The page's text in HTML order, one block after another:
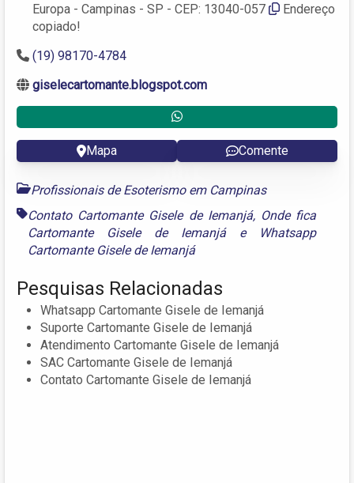
Europa - Campinas - SP - CEP: 13040-057
Endereço
copiado!
(19) 98170-4784
giselecartomante.blogspot.com
Mapa Comente
Profissionais de Esoterismo em Campinas
Contato Cartomante Gisele de Iemanjá, Onde fica
Cartomante Gisele de Iemanjáe
Whatsapp
Cartomante Gisele de Iemanjá
Pesquisas Relacionadas
Whatsapp Cartomante Gisele de Iemanjá
Suporte Cartomante Gisele de Iemanjá
Atendimento Cartomante Gisele de Iemanjá
SAC Cartomante Gisele de Iemanjá
Contato Cartomante Gisele de Iemanjá